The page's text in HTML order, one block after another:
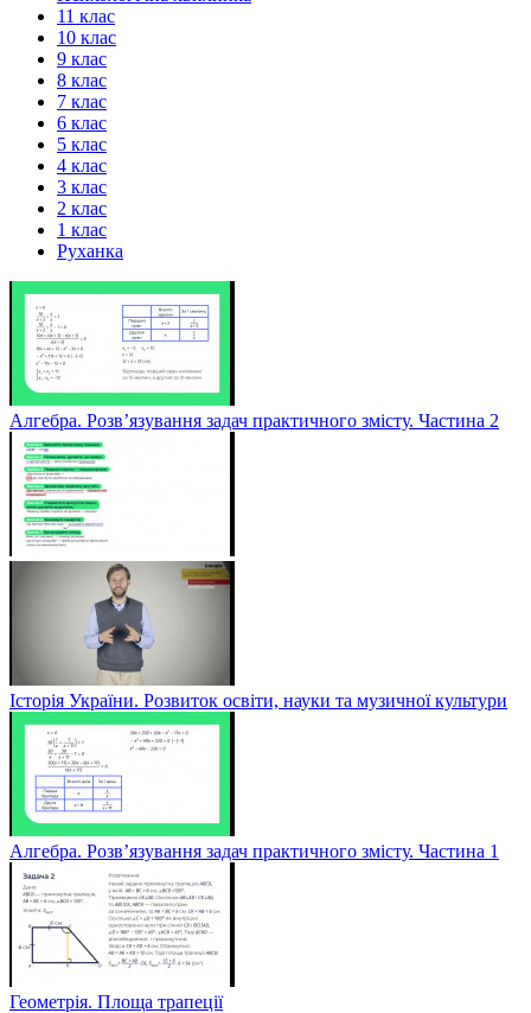
11 клас
10 клас
9 клас
8 клас
7 клас
6 клас
5 клас
4 клас
3 клас
2 клас
1 клас
Руханка
Алгебра. Розв’язування задач практичного змісту. Частина 2
Історія України. Розвиток освіти, науки та музичної культури
Алгебра. Розв’язування задач практичного змісту. Частина 1
Геометрія. Площа трапеції